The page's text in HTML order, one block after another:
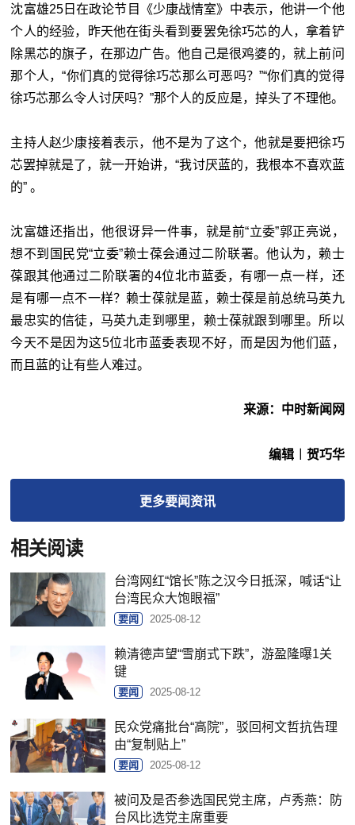
沈富雄25日在政论节目《少康战情室》中表示，他讲一个他
个人的经验，昨天他在街头看到要罢免徐巧芯的人，拿着铲
除黑芯的旗子，在那边广告。他自己是很鸡婆的，就上前问
那个人，“你们真的觉得徐巧芯那么可恶吗？”“你们真的觉得
徐巧芯那么令人讨厌吗？”那个人的反应是，掉头了不理他。
主持人赵少康接着表示，他不是为了这个，他就是要把徐巧
芯罢掉就是了，就一开始讲，“我讨厌蓝的，我根本不喜欢蓝
的” 。
沈富雄还指出，他很讶异一件事，就是前“立委”郭正亮说，
想不到国民党“立委”赖士葆会通过二阶联署。他认为，赖士
葆跟其他通过二阶联署的4位北市蓝委，有哪一点一样，还
是有哪一点不一样？赖士葆就是蓝，赖士葆是前总统马英九
最忠实的信徒，马英九走到哪里，赖士葆就跟到哪里。所以
今天不是因为这5位北市蓝委表现不好，而是因为他们蓝，
而且蓝的让有些人难过。
来源：中时新闻网
编辑︱贺巧华
更多要闻资讯
相关阅读
台湾网红“馆长”陈之汉今日抵深，喊话“让
台湾民众大饱眼福”
要闻 2025-08-12
赖清德声望“雪崩式下跌”，游盈隆曝1关
键
要闻 2025-08-12
民众党痛批台“高院”，驳回柯文哲抗告理
由“复制贴上”
要闻 2025-08-12
被问及是否参选国民党主席，卢秀燕：防
台风比选党主席重要